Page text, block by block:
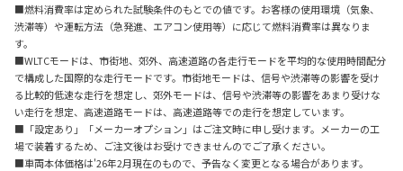
■燃料消費率は定められた試験条件のもとでの値です。お客様の使用環境（気象、
渋滞等）や運転方法（急発進、エアコン使用等）に応じて燃料消費率は異なりま
す。
■WLTCモードは、市街地、郊外、高速道路の各走行モードを平均的な使用時間配分
で構成した国際的な走行モードです。市街地モードは、信号や渋滞等の影響を受け
る比較的低速な走行を想定し、郊外モードは、信号や渋滞等の影響をあまり受けな
い走行を想定、高速道路モードは、高速道路等での走行を想定しています。
■「設定あり」「メーカーオプション」はご注文時に申し受けます。メーカーの工
場で装着するため、ご注文後はお受けできませんのでご了承ください。
■車両本体価格は'26年2月現在のもので、予告なく変更となる場合があります。